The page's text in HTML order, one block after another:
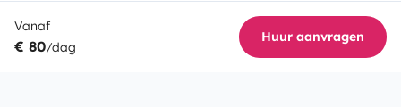
Vanaf
€ 80/dag
Huur aanvragen